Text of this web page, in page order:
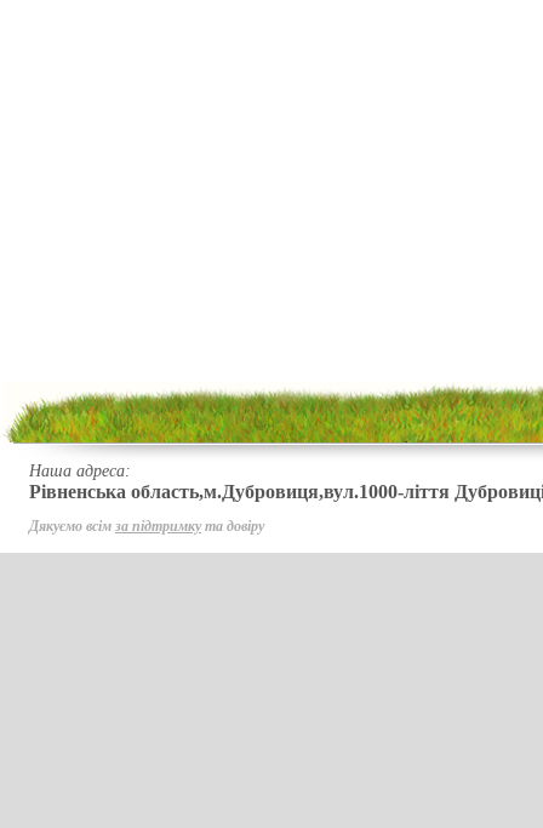
Наша адреса:
Рівненська область,м.Дубровиця,вул.1000-ліття
Дякуємо всім за підтримкута довіру